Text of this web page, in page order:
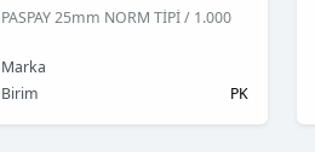
PASPAY 25mm NORM TİPİ / 1.000
Marka
Birim
PK